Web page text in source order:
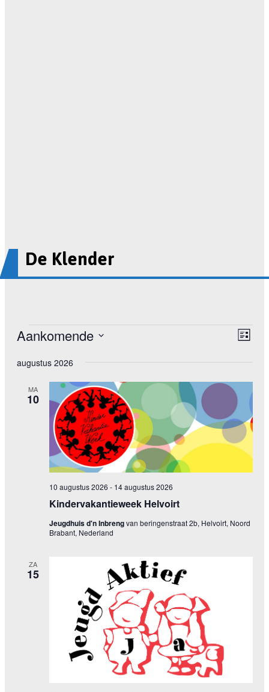
De Klender